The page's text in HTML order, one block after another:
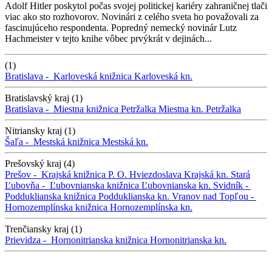
Adolf Hitler poskytol počas svojej politickej kariéry zahraničnej tlači
viac ako sto rozhovorov. Novinári z celého sveta ho považovali za
fascinujúceho respondenta. Popredný nemecký novinár Lutz
Hachmeister v tejto knihe vôbec prvýkrát v dejinách...
(1)
Bratislava - Karloveská knižnica Karloveská kn.
Bratislavský kraj (1)
Bratislava - Miestna knižnica Petržalka Miestna kn. Petržalka
Nitriansky kraj (1)
Šaľa - Mestská knižnica Mestská kn.
Prešovský kraj (4)
Prešov - Krajská knižnica P. O. Hviezdoslava Krajská kn. Stará
Ľubovňa - Ľubovnianska knižnica Ľubovnianska kn. Svidník -
Podduklianska knižnica Podduklianska kn. Vranov nad Topľou -
Hornozemplínska knižnica Hornozemplínska kn.
Trenčiansky kraj (1)
Prievidza - Hornonitrianska knižnica Hornonitrianska kn.